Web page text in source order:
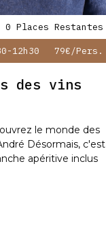
0 Places Restantes
12h30 79€/pers.
des vins
le monde des
Désormais, c'est
apéritive inclus